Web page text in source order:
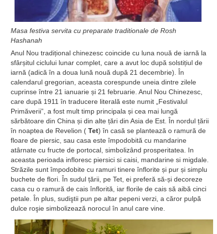
Masa festiva servita cu preparate traditionale de Rosh
Hashanah
Anul Nou tradițional chinezesc coincide cu luna nouă de iarnă la
sfârșitul ciclului lunar complet, care a avut loc după solstițiul de
iarnă (adică în a doua lună nouă după 21 decembrie). În
calendarul gregorian, aceasta corespunde uneia dintre zilele
cuprinse între 21 ianuarie și 21 februarie. Anul Nou Chinezesc,
care după 1911 în traducere literală este numit „Festivalul
Primăverii”, a fost mult timp principala și cea mai lungă
sărbătoare din China și din alte țări din Asia de Est. În nordul țării
în noaptea de Revelion ( Tet) în casă se plantează o ramură de
floare de piersic, sau casa este împodobită cu mandarine
atârnate cu fructe de portocal, simbolizând prosperitatea. In
aceasta perioada infloresc piersici si caisi, mandarine si migdale.
Străzile sunt împodobite cu ramuri tinere înflorite și pur și simplu
buchete de flori. În sudul țării, pe Tet, ei preferă să-și decoreze
casa cu o ramură de cais înflorită, iar florile de cais să aibă cinci
petale. În plus, sudiştii pun pe altar pepeni verzi, a căror pulpă
dulce roşie simbolizează norocul în anul care vine.